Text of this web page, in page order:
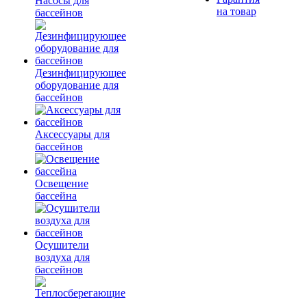
бассейнов
Дезинфицирующее
оборудование для
бассейнов
Аксессуары для
бассейнов
Освещение
бассейна
Осушители
воздуха для
бассейнов
на товар